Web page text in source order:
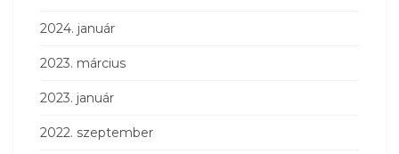
2024. január
2023. március
2023. január
2022. szeptember